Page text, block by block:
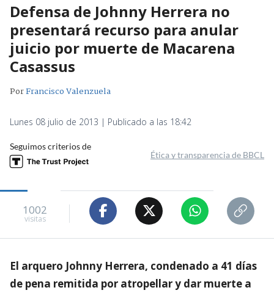
Defensa de Johnny Herrera no
presentará recurso para anular
juicio por muerte de Macarena
Casassus
PorFrancisco Valenzuela
Lunes 08 julio de 2013 | Publicado a las 18:42
Seguimos criterios de
Ética y transparencia de BBCL
1002
visitas
El arquero Johnny Herrera, condenado a 41 días
de pena remitida por atropellar y dar muerte a